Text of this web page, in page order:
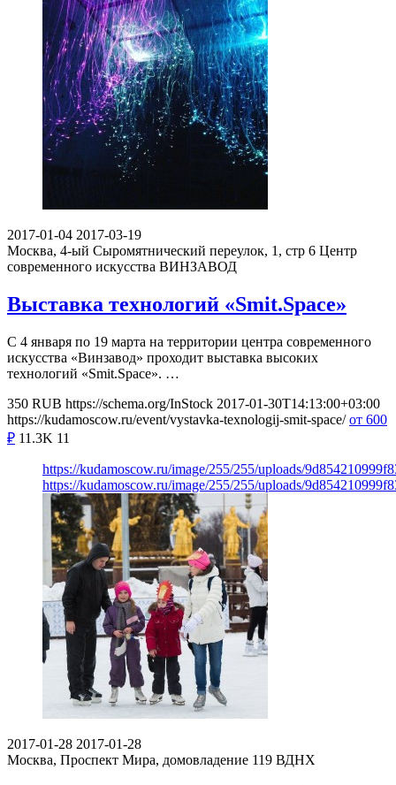
2017-01-04 2017-03-19
Москва, 4-ый Сыромятнический переулок, 1, стр 6 Центр
современного искусства ВИНЗАВОД
Выставка технологий «Smit.Space»
С 4 января по 19 марта на территории центра современного
искусства «Винзавод» проходит выставка высоких
технологий «Smit.Space». …
350 RUB https://schema.org/InStock 2017-01-30T14:13:00+03:00
https://kudamoscow.ru/event/vystavka-texnologij-smit-space/ от 600
₽ 11.3K 11
https://kudamoscow.ru/image/255/255/uploads/
https://kudamoscow.ru/image/255/255/uploads/
2017-01-28 2017-01-28
Москва, Проспект Мира, домовладение 119 ВДНХ